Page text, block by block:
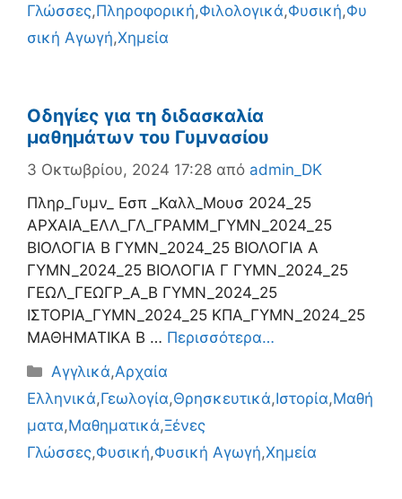
Γλώσσες,Πληροφορική,Φιλολογικά,Φυσική,Φυ
σική Αγωγή,Χημεία
Οδηγίες για τη διδασκαλία
μαθημάτων του Γυμνασίου
3 Οκτωβρίου, 2024 17:28 από admin_DK
Πληρ_Γυμν_ Εσπ _Καλλ_Μουσ 2024_25
ΑΡΧΑΙΑ_ΕΛΛ_ΓΛ_ΓΡΑΜΜ_ΓΥΜΝ_2024_25
ΒΙΟΛΟΓΙΑ B ΓΥΜΝ_2024_25 ΒΙΟΛΟΓΙΑ Α
ΓΥΜΝ_2024_25 ΒΙΟΛΟΓΙΑ Γ ΓΥΜΝ_2024_25
ΓΕΩΛ_ΓΕΩΓΡ_Α_Β ΓΥΜΝ_2024_25
ΙΣΤΟΡΙΑ_ΓΥΜΝ_2024_25 ΚΠΑ_ΓΥΜΝ_2024_25
ΜΑΘΗΜΑΤΙΚΑ B … Περισσότερα…
Κατηγορίες
Αγγλικά,Αρχαία
Ελληνικά,Γεωλογία,Θρησκευτικά,Ιστορία,Μαθή
ματα,Μαθηματικά,Ξένες
Γλώσσες,Φυσική,Φυσική Αγωγή,Χημεία